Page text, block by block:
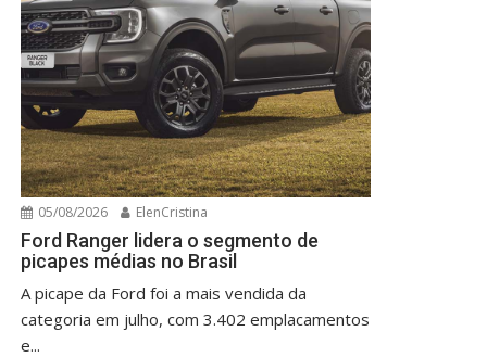
05/08/2026 ElenCristina
Ford Ranger lidera o segmento de
picapes médias no Brasil
A picape da Ford foi a mais vendida da
categoria em julho, com 3.402 emplacamentos
e...